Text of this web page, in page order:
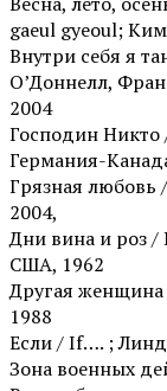
gaeul gyeoul;
Внутри себя я
О’Доннелл,
2004
Господин Никто
Германия-
Грязная
2004,
Дни вина и роз /
США, 1962
Другая
1988
Если / If…. ;
Зона военных